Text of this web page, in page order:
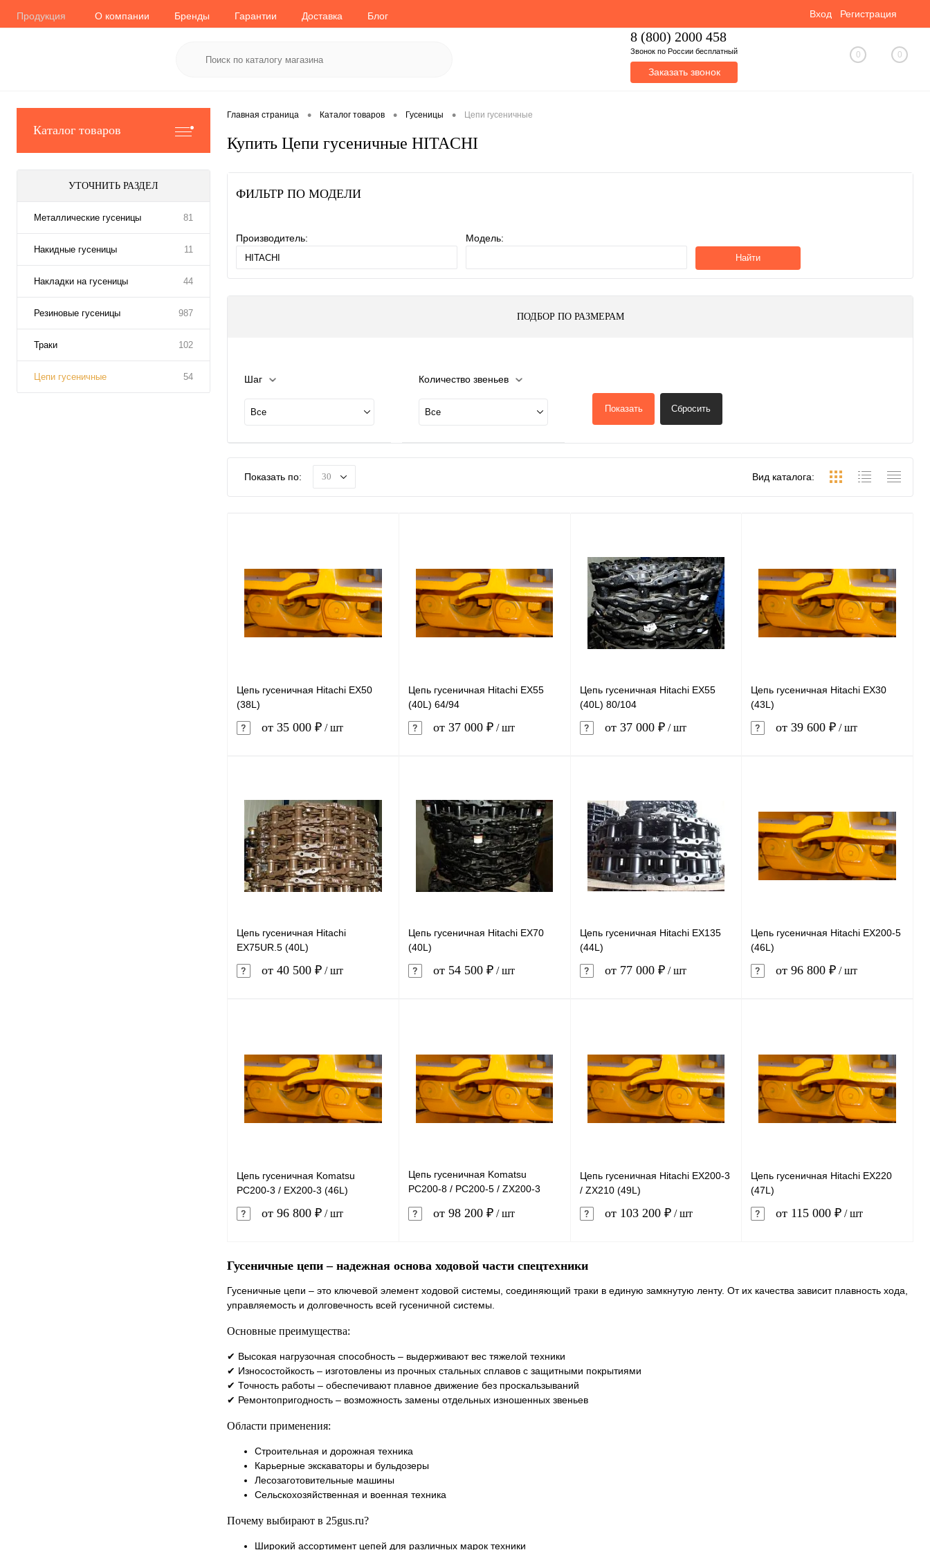
Продукция О компании Бренды Гарантии Доставка Блог Вход Регистрация
8 (800) 2000 458
Звонок по России бесплатный
Заказать звонок
0 0
Каталог товаров
УТОЧНИТЬ РАЗДЕЛ
Металлические гусеницы 81
Накидные гусеницы 11
Накладки на гусеницы 44
Резиновые гусеницы 987
Траки 102
Цепи гусеничные 54
Главная страница • Каталог товаров • Гусеницы • Цепи гусеничные
Купить Цепи гусеничные HITACHI
ФИЛЬТР ПО МОДЕЛИ
Производитель: Модель:
Найти
ПОДБОР ПО РАЗМЕРАМ
Шаг
Все
Количество звеньев
Все Показать Сбросить
Показать по: 30 Вид каталога:
Цепь гусеничная Hitachi EX50
(38L)
от 35 000 ₽ / шт
Купить в 1 клик Сравнение
В избранное В наличии
Цепь гусеничная Hitachi EX55
(40L) 64/94
от 37 000 ₽/ шт
Купить в 1 клик Сравнение
В избранное В наличии
Цепь гусеничная Hitachi EX55
(40L) 80/104
от 37 000 ₽/ шт
Купить в 1 клик Сравнение
В избранное В наличии
Цепь гусеничная Hitachi EX30
(43L)
от 39 600 ₽ / шт
Купить в 1 клик Сравнение
В избранное В наличии
Цепь гусеничная Hitachi
EX75UR.5 (40L)
от 40 500 ₽ / шт
Купить в 1 клик Сравнение
В избранное В наличии
Цепь гусеничная Hitachi EX70
(40L)
от 54 500 ₽/ шт
Купить в 1 клик Сравнение
В избранное В наличии
Цепь гусеничная Hitachi EX135
(44L)
от 77 000 ₽/ шт
Купить в 1 клик Сравнение
В избранное В наличии
Цепь гусеничная Hitachi EX200-5
(46L)
от 96 800 ₽ / шт
Купить в 1 клик Сравнение
В избранное В наличии
Цепь гусеничная Komatsu
PC200-3 / EX200-3 (46L)
от 96 800 ₽ / шт
В корзину
Купить в 1 клик Сравнение
В избранное В наличии
Цепь гусеничная Komatsu
PC200-8 / PC200-5 / ZX200-3
от 98 200 ₽/ шт
В корзину
Купить в 1 клик
Цепь гусеничная Hitachi EX200-3
/ ZX210 (49L)
от 103 200 ₽/ шт
Цепь гусеничная Hitachi EX220
(47L)
от 115 000 ₽ / шт
Гусеничные цепи – надежная основа ходовой части спецтехники
Гусеничные цепи – это ключевой элемент ходовой системы, соединяющий траки в единую замкнутую ленту. От их качества зависит плавность хода,
управляемость и долговечность всей гусеничной системы.
Основные преимущества:
✔ Высокая нагрузочная способность – выдерживают вес тяжелой техники
✔ Износостойкость – изготовлены из прочных стальных сплавов с защитными покрытиями
✔ Точность работы – обеспечивают плавное движение без проскальзываний
✔ Ремонтопригодность – возможность замены отдельных изношенных звеньев
Области применения:
Строительная и дорожная техника
Карьерные экскаваторы и бульдозеры
Лесозаготовительные машины
Сельскохозяйственная и военная техника
Почему выбирают в 25gus.ru?
Широкий ассортимент цепей для различных марок техники